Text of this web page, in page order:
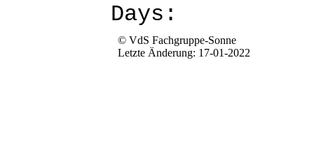
© VdS Fachgruppe-Sonne
Letzte Änderung: 17-01-2022